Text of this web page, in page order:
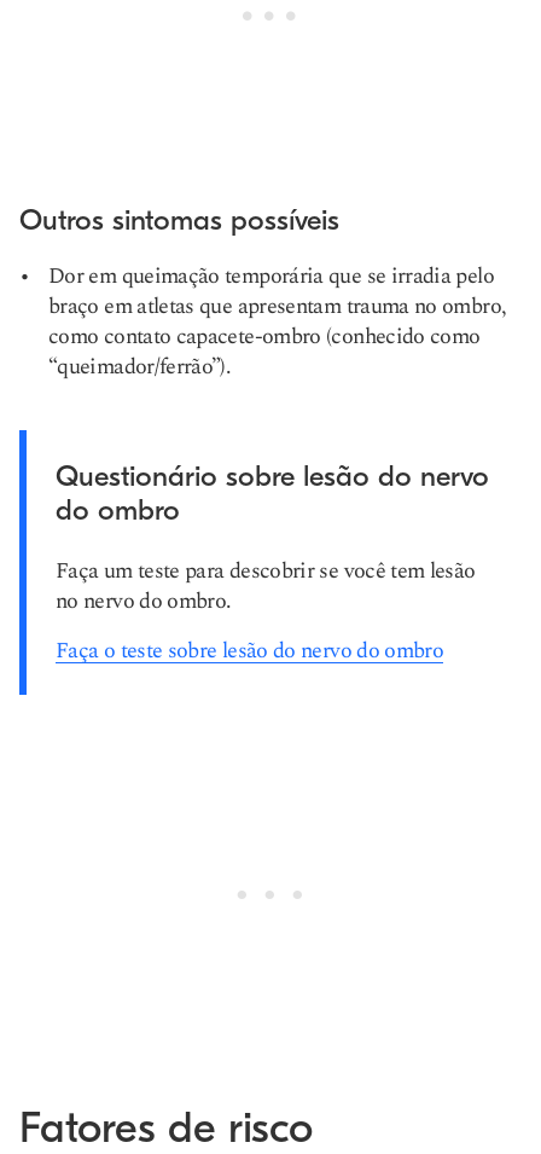
Outros sintomas possíveis
Dor em queimação temporária que se irradia pelo
braço em atletas que apresentam trauma no ombro,
como contato capacete-ombro (conhecido como
“queimador/ferrão”).
Questionário sobre lesão do nervo
do ombro
Faça um teste para descobrir se você tem lesão
no nervo do ombro.
Faça o teste sobre lesão do nervo do ombro
Fatores de risco